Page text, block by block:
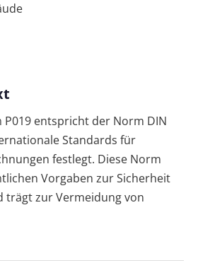
P019 entspricht der Norm DIN
Standards für
festlegt. Diese Norm
Vorgaben zur Sicherheit
trägt zur Vermeidung von